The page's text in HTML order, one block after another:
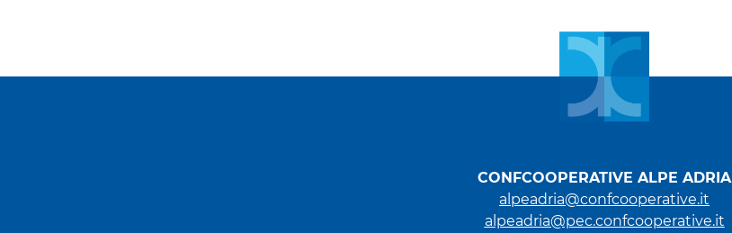
CONFCOOPERATIVE ALPE ADRIA
alpeadria@confcooperative.it
alpeadria@pec.confcooperative.it